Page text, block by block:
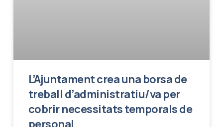
L’Ajuntament crea una borsa de
treball d’administratiu/va per
cobrir necessitats temporals de
personal